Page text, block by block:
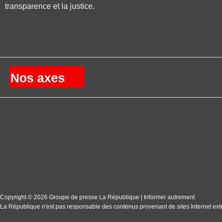
transparence et la justice.
Nos axes
Copyright © 2026 Groupe de presse La République | Informer autrement
La République n'est pas responsable des contenus provenant de sites Internet